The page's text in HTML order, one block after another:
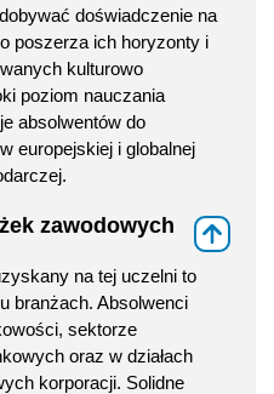
doświadczenie na
poszerza ich horyzonty i
kulturowo
poziom nauczania
absolwentów do
europejskiej i globalnej
zawodowych
na tej uczelni to
branżach. Absolwenci
sektorze
oraz w działach
korporacji. Solidne